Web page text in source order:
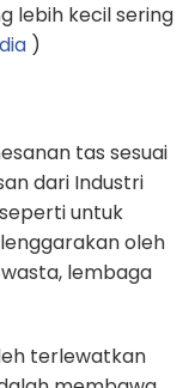
lebih kecil sering
)
tas sesuai
dari Industri
untuk
oleh
lembaga
terlewatkan